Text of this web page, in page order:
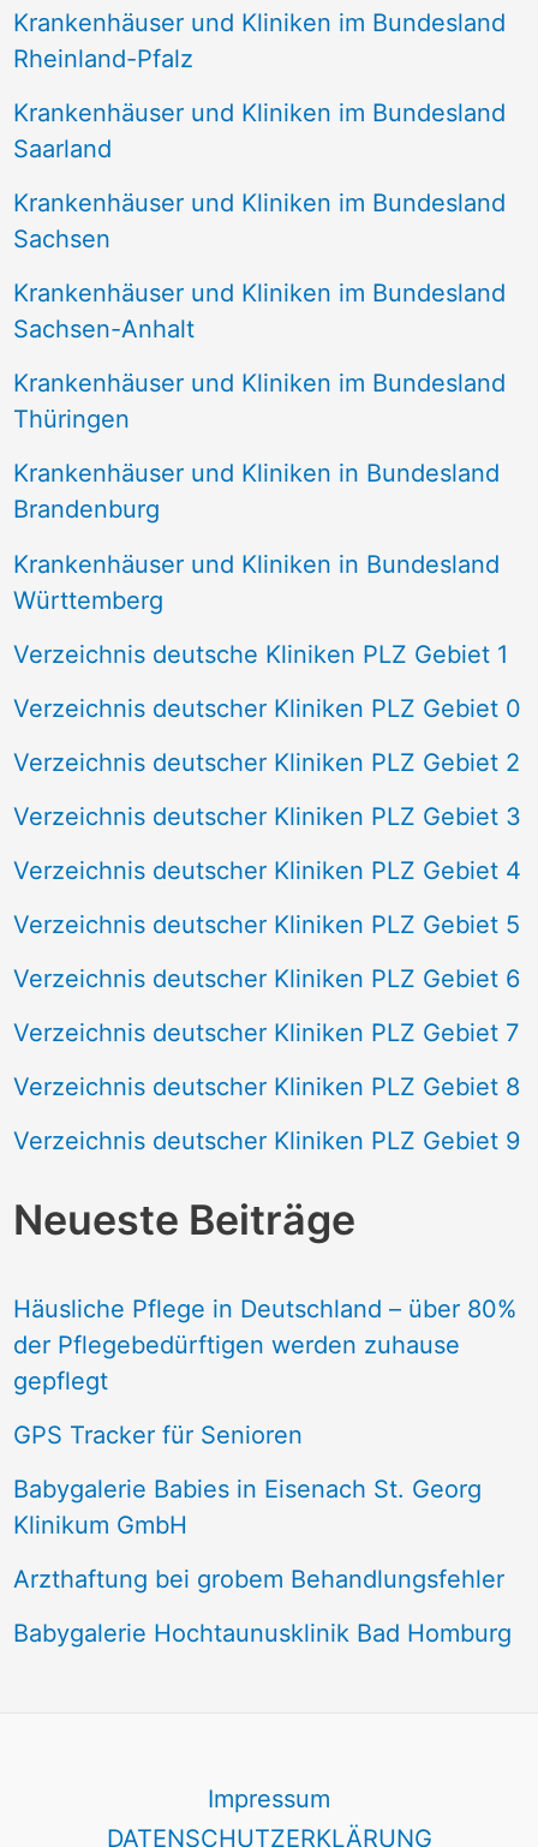
Krankenhäuser und Kliniken im Bundesland
Rheinland-Pfalz
Krankenhäuser und Kliniken im Bundesland
Saarland
Krankenhäuser und Kliniken im Bundesland
Sachsen
Krankenhäuser und Kliniken im Bundesland
Sachsen-Anhalt
Krankenhäuser und Kliniken im Bundesland
Thüringen
Krankenhäuser und Kliniken in Bundesland
Brandenburg
Krankenhäuser und Kliniken in Bundesland
Württemberg
Verzeichnis deutsche Kliniken PLZ Gebiet 1
Verzeichnis deutscher Kliniken PLZ Gebiet 0
Verzeichnis deutscher Kliniken PLZ Gebiet 2
Verzeichnis deutscher Kliniken PLZ Gebiet 3
Verzeichnis deutscher Kliniken PLZ Gebiet 4
Verzeichnis deutscher Kliniken PLZ Gebiet 5
Verzeichnis deutscher Kliniken PLZ Gebiet 6
Verzeichnis deutscher Kliniken PLZ Gebiet 7
Verzeichnis deutscher Kliniken PLZ Gebiet 8
Verzeichnis deutscher Kliniken PLZ Gebiet 9
Neueste Beiträge
Häusliche Pflege in Deutschland – über 80%
der Pflegebedürftigen werden zuhause
gepflegt
GPS Tracker für Senioren
Babygalerie Babies in Eisenach St. Georg
Klinikum GmbH
Arzthaftung bei grobem Behandlungsfehler
Babygalerie Hochtaunusklinik Bad Homburg
Impressum
DATENSCHUTZERKLÄRUNG